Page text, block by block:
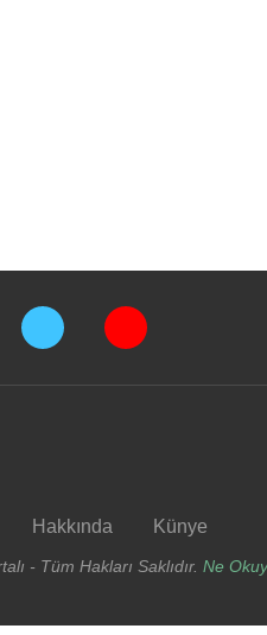
Hakkında Künye
- Tüm Hakları Saklıdır. Ne